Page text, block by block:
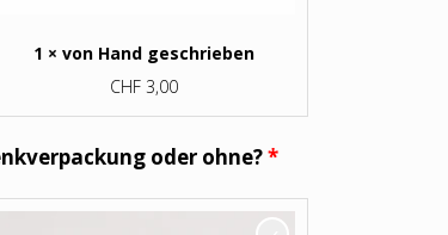
1 × von Hand geschrieben
CHF3,00
oder ohne?